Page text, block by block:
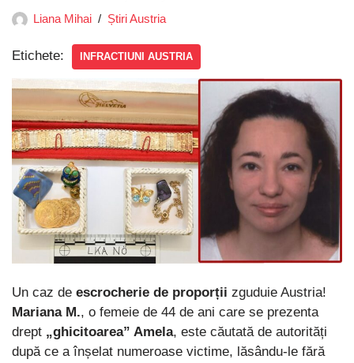
Liana Mihai Știri Austria
Etichete: INFRACTIUNI AUSTRIA
Un caz de escrocherie de proporții zguduie Austria!
Mariana M., o femeie de 44 de ani care se prezenta
drept „ghicitoarea” Amela, este căutată de autorități
după ce a înșelat numeroase victime, lăsându-le fără